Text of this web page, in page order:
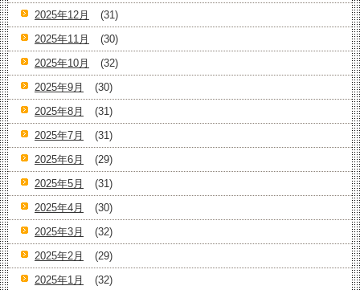
2025年12月
(31)
2025年11月
(30)
2025年10月
(32)
2025年9月
(30)
2025年8月
(31)
2025年7月
(31)
2025年6月
(29)
2025年5月
(31)
2025年4月
(30)
2025年3月
(32)
2025年2月
(29)
2025年1月
(32)